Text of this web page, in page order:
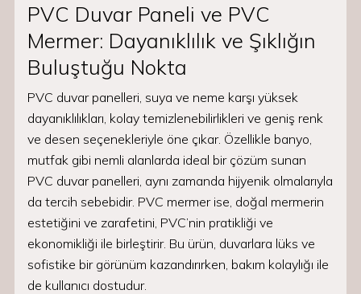
PVC Duvar Paneli ve PVC
Mermer: Dayanıklılık ve Şıklığın
Buluştuğu Nokta
PVC duvar panelleri, suya ve neme karşı yüksek
dayanıklılıkları, kolay temizlenebilirlikleri ve geniş renk
ve desen seçenekleriyle öne çıkar. Özellikle banyo,
mutfak gibi nemli alanlarda ideal bir çözüm sunan
PVC duvar panelleri, aynı zamanda hijyenik olmalarıyla
da tercih sebebidir. PVC mermer ise, doğal mermerin
estetiğini ve zarafetini, PVC’nin pratikliği ve
ekonomikliği ile birleştirir. Bu ürün, duvarlara lüks ve
sofistike bir görünüm kazandırırken, bakım kolaylığı ile
de kullanıcı dostudur.